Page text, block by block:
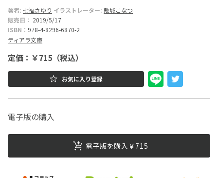
著者: 七福さゆり イラストレーター: 敷城こなつ
販売日： 2019/5/17
ISBN： 978-4-8296-6870-2
ティアラ文庫
定価：￥715（税込）
お気に入り登録
電子版の購入
電子版を購入￥715